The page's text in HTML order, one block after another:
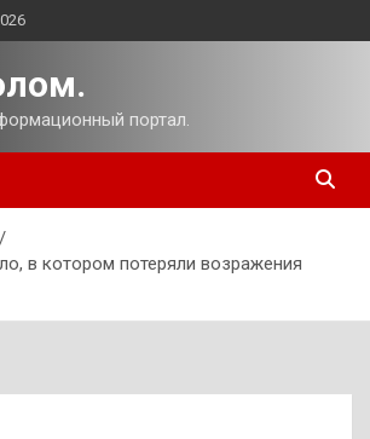
портал.
в котором потеряли возражения